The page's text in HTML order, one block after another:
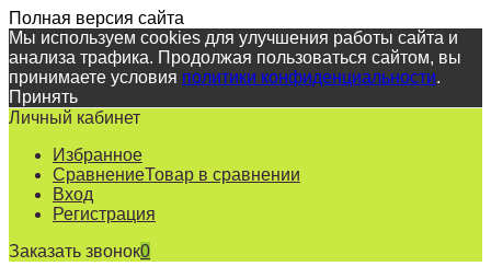
Полная версия сайта
Мы используем cookies для улучшения работы сайта и
анализа трафика. Продолжая пользоваться сайтом, вы
принимаете условия политики конфиденциальности.
Принять
Личный кабинет
Избранное
СравнениеТовар в сравнении
Вход
Регистрация
Заказать звонок0